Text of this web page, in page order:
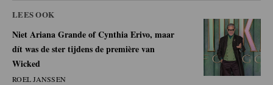
LEES OOK
Niet Ariana Grande of Cynthia Erivo, maar
dít was de ster tijdens de première van
Wicked
ROEL JANSSEN